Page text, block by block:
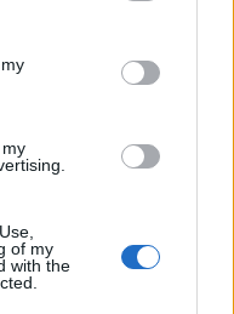
of my
with the
proviene dal
sulle coste
della sinistra:
in mare.
del Dipartimento